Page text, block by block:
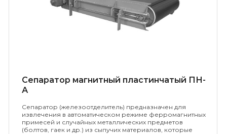
Сепаратор магнитный пластинчатый ПН-
А
Сепаратор (железоотделитель) предназначен для
извлечения в автоматическом режиме ферромагнитных
примесей и случайных металлических предметов
(болтов, гаек и др.) из сыпучих материалов, которые